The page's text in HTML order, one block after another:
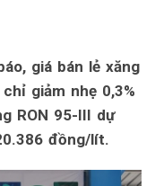
giá bán lẻ xăng
giảm nhẹ 0,3%
RON 95-III dự
đồng/lít.